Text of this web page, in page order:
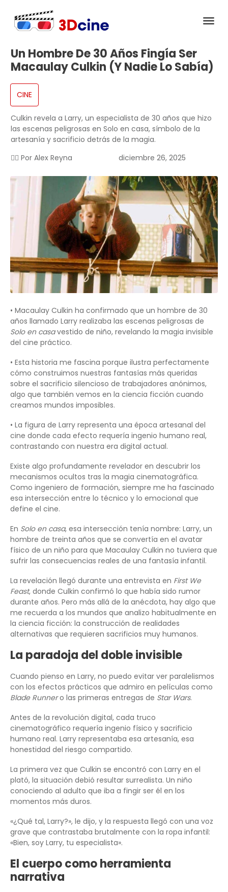
Un Hombre De 30 Años Fingía Ser
Macaulay Culkin (y Nadie Lo Sabía)
CINE
Culkin revela a Larry, un especialista de 30 años que hizo
las escenas peligrosas en Solo en casa, símbolo de la
artesanía y sacrificio detrás de la magia.
✍🏻 Por Alex Reyna diciembre 26, 2025
• Macaulay Culkin ha confirmado que un hombre de 30
años llamado Larry realizaba las escenas peligrosas de
Solo en casavestido de niño, revelando la magia invisible
del cine práctico.
• Esta historia me fascina porque ilustra perfectamente
cómo construimos nuestras fantasías más queridas
sobre el sacrificio silencioso de trabajadores anónimos,
algo que también vemos en la ciencia ficción cuando
creamos mundos imposibles.
• La figura de Larry representa una época artesanal del
cine donde cada efecto requería ingenio humano real,
contrastando con nuestra era digital actual.
Existe algo profundamente revelador en descubrir los
mecanismos ocultos tras la magia cinematográfica.
Como ingeniero de formación, siempre me ha fascinado
esa intersección entre lo técnico y lo emocional que
define el cine.
En Solo en casa, esa intersección tenía nombre: Larry, un
hombre de treinta años que se convertía en el avatar
físico de un niño para que Macaulay Culkin no tuviera que
sufrir las consecuencias reales de una fantasía infantil.
La revelación llegó durante una entrevista en First We
Feast, donde Culkin confirmó lo que había sido rumor
durante años. Pero más allá de la anécdota, hay algo que
me recuerda a los mundos que analizo habitualmente en
la ciencia ficción: la construcción de realidades
alternativas que requieren sacrificios muy humanos.
La paradoja del doble invisible
Cuando pienso en Larry, no puedo evitar ver paralelismos
con los efectos prácticos que admiro en películas como
Blade Runnero las primeras entregas de Star Wars.
Antes de la revolución digital, cada truco
cinematográfico requería ingenio físico y sacrificio
humano real. Larry representaba esa artesanía, esa
honestidad del riesgo compartido.
La primera vez que Culkin se encontró con Larry en el
plató, la situación debió resultar surrealista. Un niño
conociendo al adulto que iba a fingir ser él en los
momentos más duros.
«¿Qué tal, Larry?», le dijo, y la respuesta llegó con una voz
grave que contrastaba brutalmente con la ropa infantil:
«Bien, soy Larry, tu especialista».
El cuerpo como herramienta
narrativa